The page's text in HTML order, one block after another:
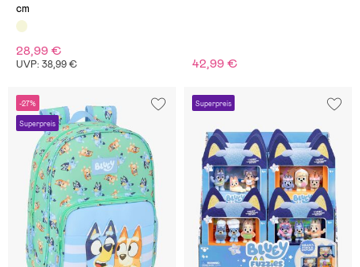
cm
28,99 €
UVP: 38,99 € 42,99 €
-27%
Superpreis
Superpreis